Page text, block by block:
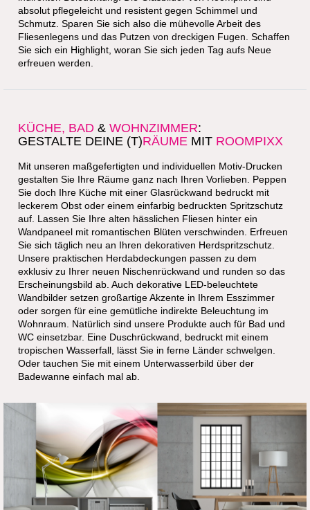
denen Sie Wert auf kräftige Farben und moderne Designs
legen. In Form einer Duschrückwand können unsere
Verkleidungen zu einem guten Start in den Tag beitragen.
Verzichten Sie auf langweilige Fliesen und Verschönern Sie Ihr
Bad mit wirkungsvollen Spritzschutzwänden, bedruckt mit
absolut pflegeleicht und resistent gegen Schimmel und
Schmutz. Sparen Sie sich also die mühevolle Arbeit des
Fliesenlegens und das Putzen von dreckigen Fugen. Schaffen
Sie sich ein Highlight,woran Sie sich jeden Tag aufs Neue
erfreuen werden.
KÜCHE, BAD&WOHNZIMMER :
GESTALTE DEINE (T)RÄUMEMITROOMPIXX
Mit unseren maßgefertigten und individuellen Motiv-Drucken
gestalten Sie Ihre Räume ganz nach Ihren Vorlieben. Peppen
Sie doch Ihre Küche mit einer Glasrückwand bedruckt mit
leckerem Obst oder einem einfarbig bedruckten Spritzschutz
auf. Lassen Sie Ihre alten hässlichen Fliesen hinter ein
Wandpaneel mit romantischen Blüten verschwinden. Erfreuen
Sie sich täglich neu an Ihren dekorativen Herdspritzschutz.
Unsere praktischen Herdabdeckungen passen zu dem
Wandbilder setzen großartige Akzente in Ihrem Esszimmer
oder sorgen für eine gemütliche indirekte Beleuchtung im
Wohnraum. Natürlich sind unsere Produkte auch für Bad und
WC einsetzbar. Eine Duschrückwand, bedruckt mit einem
tropischen Wasserfall, lässt Sie in ferne Länder schwelgen.
Oder tauchen Sie mit einem Unterwasserbild über der
Badewanne einfach mal ab.